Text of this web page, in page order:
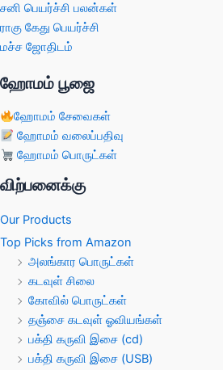
சனி பெயர்ச்சி பலன்கள்
ராகு கேது பெயர்ச்சி
மச்ச ஜோதிடம்
ஹோமம் பூஜை
ஹோமம் சேவைகள்
ஹோமம் வலைப்பதிவு
ஹோமம் பொருட்கள்
விற்பனைக்கு
Our Products
Top Picks from Amazon
அலங்கார பொருட்கள்
கடவுள் சிலை
கோவில் பொருட்கள்
தஞ்சை கடவுள் ஓவியங்கள்
பக்தி கருவி இசை (cd)
பக்தி கருவி இசை (USB)